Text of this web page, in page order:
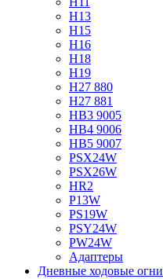
H13
H15
H16
H18
H19
H27 880
H27 881
HB3 9005
HB4 9006
HB5 9007
PSX24W
PSX26W
HR2
P13W
PS19W
PSY24W
PW24W
Адаптеры
Дневные ходовые огни